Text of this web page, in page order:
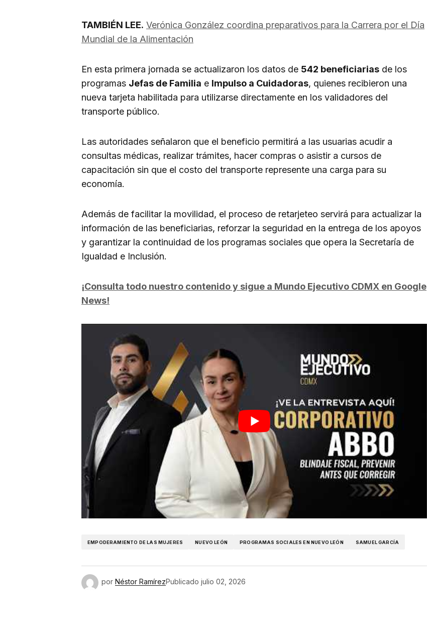
TAMBIÉN LEE. Verónica González coordina preparativos para la Carrera por el Día
Mundial de la Alimentación
En esta primera jornada se actualizaron los datos de 542 beneficiarias de los
programas Jefas de Familia e Impulso a Cuidadoras, quienes recibieron una
nueva tarjeta habilitada para utilizarse directamente en los validadores del
transporte público.
Las autoridades señalaron que el beneficio permitirá a las usuarias acudir a
consultas médicas, realizar trámites, hacer compras o asistir a cursos de
capacitación sin que el costo del transporte represente una carga para su
economía.
Además de facilitar la movilidad, el proceso de retarjeteo servirá para actualizar la
información de las beneficiarias, reforzar la seguridad en la entrega de los apoyos
y garantizar la continuidad de los programas sociales que opera la Secretaría de
Igualdad e Inclusión.
¡Consulta todo nuestro contenido y sigue a Mundo Ejecutivo CDMX en Google
News!
EMPODERAMIENTO DE LAS MUJERES NUEVO LEÓN PROGRAMAS SOCIALES EN NUEVO LEÓN SAMUEL GARCÍA
por Néstor RamírezPublicado julio 02, 2026